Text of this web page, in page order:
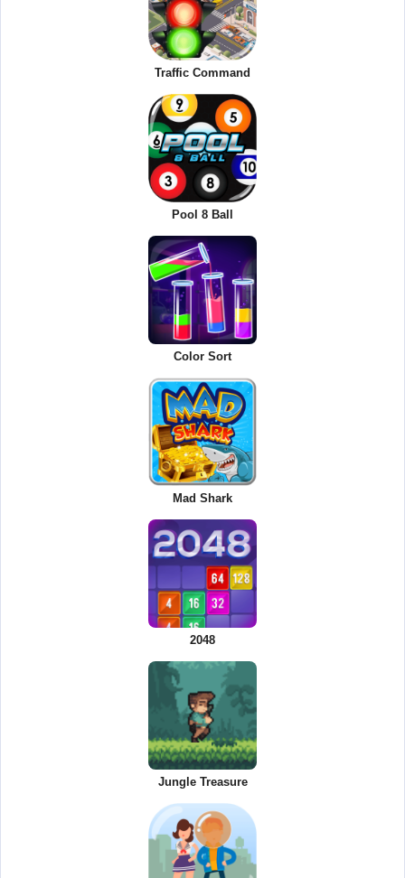
Traffic Command
Pool 8 Ball
Color Sort
Mad Shark
2048
Jungle Treasure